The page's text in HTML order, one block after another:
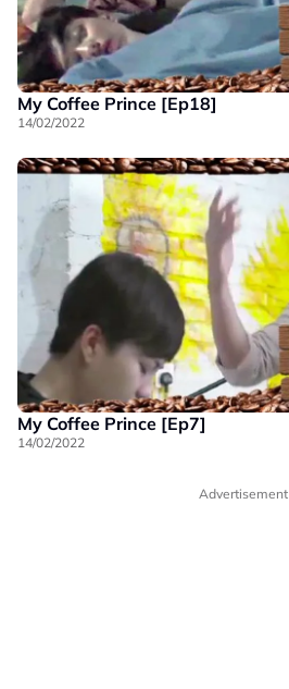
My Coffee Prince [Ep18]
14/02/2022
My Coffee Prince [Ep7]
14/02/2022
Advertisement